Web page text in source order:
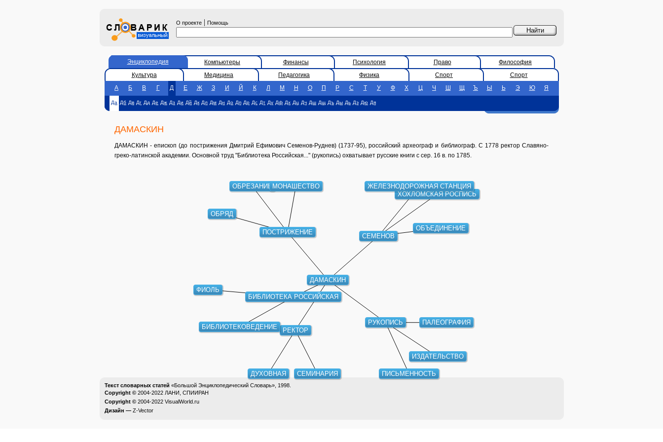
О проекте | Помощь
Энциклопедия Компьютеры Финансы Психология Право
Философия
Культура
Медицина Педагогика Физика Спорт
Спорт
А
Б В Г Д Е Ж З И Й К Л М Н О П Р С Т У Ф Х Ц Ч Ш Щ Ъ Ы Ь Э Ю Я
Да Дб Дв Дг Дд Де Дж Дз Ди Дй Дк Дл Дм Дн До Дп Др Дс Дт Ду Дф Дх Дц Дч Дш Дщ Дъ Ды Дь Дэ Дю Дя
ДАМАСКИН
ДАМАСКИН - епископ (до пострижения Дмитрий Ефимович Семенов-Руднев) (1737-95), российский археограф и библиограф. С 1778 ректор Славяно-
греко-латинской академии. Основной труд "Библиотека Российская..." (рукопись) охватывает русские книги с сер. 16 в. по 1785.
ДАМАСКИН
БИБЛИОТЕКА РОССИЙСКАЯ
ПОСТРИЖЕНИЕ СЕМЕНОВ
РЕКТОР
РУКОПИСЬ
ФИОЛЬ
БИБЛИОТЕКОВЕДЕНИЕ
ОБРЕЗАНИЕ МОНАШЕСТВО
ОБРЯД
ХОХЛОМСКАЯ РОСПИСЬ
ОБЪЕДИНЕНИЕ
ЖЕЛЕЗНОДОРОЖНАЯ СТАНЦИЯ
СЕМИНАРИЯ
ДУХОВНАЯ
ПАЛЕОГРАФИЯ
ИЗДАТЕЛЬСТВО
ПИСЬМЕННОСТЬ
Текст словарных статей «Большой Энциклопедический Словарь», 1998.
Copyright © 2004-2022 ЛАНИ, СПИИРАН
Copyright © 2004-2022 VisualWorld.ru
Дизайн — Z-Vector